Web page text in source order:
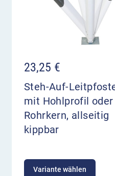
23,25 €
Steh-Auf-
mit Hohlprofil oder
Rohrkern, allseitig
kippbar
Variante wählen